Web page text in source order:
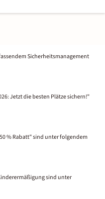
Sicherheitsmanagement
Jetzt die besten Plätze sichern!"
% Rabatt" sind unter folgendem
sind unter